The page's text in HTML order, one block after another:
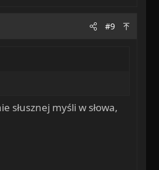
#9
słusznej myśli w słowa,